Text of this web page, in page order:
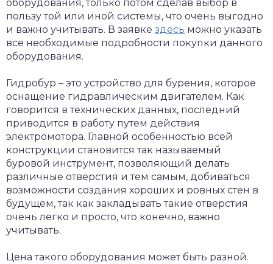
оборудования, только потом сделав выбор в
пользу той или иной системы, что очень выгодно
и важно учитывать. В заявке здесь можно указать
все необходимые подробности покупки данного
оборудования.
Гидробур – это устройство для бурения, которое
оснащение гидравлическим двигателем. Как
говорится в технических данных, последний
приводится в работу путем действия
электромотора. Главной особенностью всей
конструкции становится так называемый
буровой инструмент, позволяющий делать
различные отверстия и тем самым, добиваться
возможности создания хороших и ровных стен в
будущем, так как закладывать такие отверстия
очень легко и просто, что конечно, важно
учитывать.
Цена такого оборудования может быть разной.